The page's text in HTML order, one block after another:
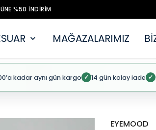
%50 İNDİRİM
MAĞAZALARIMIZ
kadar aynı gün kargo ✓ 14 gün kolay iade ✓
EYEMOOD